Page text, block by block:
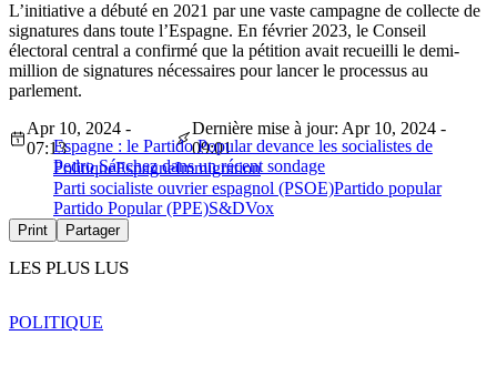
L’initiative a débuté en 2021 par une vaste campagne de collecte de
signatures dans toute l’Espagne. En février 2023, le Conseil
électoral central a confirmé que la pétition avait recueilli le demi-
million de signatures nécessaires pour lancer le processus au
parlement.
Espagne : le Partido Popular devance les socialistes de
Pedro Sánchez dans un récent sondage
Apr 10, 2024 -
07:13
Dernière mise à jour: Apr 10, 2024 -
09:01
PolitiqueEspagneImmigration
Parti socialiste ouvrier espagnol (PSOE)Partido popular
Partido Popular (PPE)S&DVox
Print Partager
LES PLUS LUS
POLITIQUE